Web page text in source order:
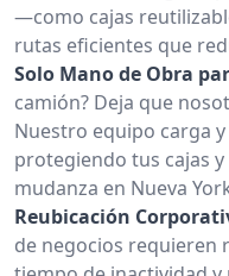
—como cajas
rutas eficientes que
Solo Mano de Obra
camión? Deja que
Nuestro equipo carga
protegiendo tus cajas
mudanza en Nueva
Reubicación
de negocios requieren